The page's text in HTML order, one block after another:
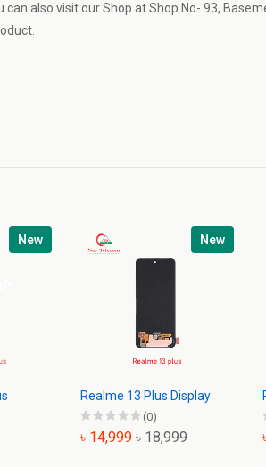
also visit our Shop at Shop No- 93,
New New
Realme 13 Plus Display
(0)
৳ 14,999 ৳ 18,999